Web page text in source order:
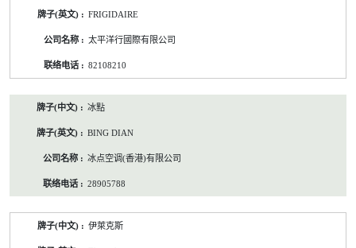
FRIGIDAIRE
太平洋行國際有限公司
82108210
冰點
BING DIAN
冰点空调(香港)有限公司
28905788
伊萊克斯